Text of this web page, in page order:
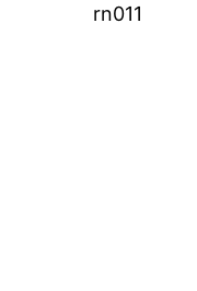
rn011